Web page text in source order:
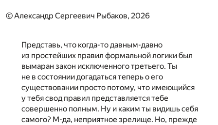
© Александр Сергеевич Рыбаков, 2026
Представь, что когда-то давным-давно
из простейших правил формальной логики был
вымаран закон исключенного третьего. Ты
не в состоянии догадаться теперь о его
существовании просто потому, что имеющийся
у тебя свод правил представляется тебе
совершенно полным. Ну и каким ты видишь себя
самого? М-да, неприятное зрелище. Но, прежде